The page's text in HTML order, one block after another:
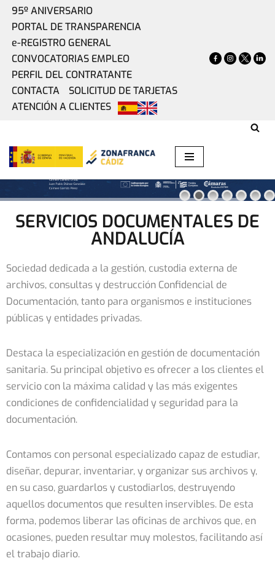
95º ANIVERSARIO
PORTAL DE TRANSPARENCIA
e-REGISTRO GENERAL
CONVOCATORIAS EMPLEO
PERFIL DEL CONTRATANTE
CONTACTA
SOLICITUD DE TARJETAS
ATENCIÓN A CLIENTES
SERVICIOS DOCUMENTALES DE
ANDALUCÍA
Sociedad dedicada a la gestión, custodia externa de
archivos, consultas y destrucción Confidencial de
Documentación, tanto para organismos e instituciones
públicas y entidades privadas.
Destaca la especialización en gestión de documentación
sanitaria. Su principal objetivo es ofrecer a los clientes el
servicio con la máxima calidad y las más exigentes
condiciones de confidencialidad y seguridad para la
documentación.
Contamos con personal especializado capaz de estudiar,
diseñar, depurar, inventariar, y organizar sus archivos y,
en su caso, guardarlos y custodiarlos, destruyendo
aquellos documentos que resulten inservibles. De esta
forma, podemos liberar las oficinas de archivos que, en
ocasiones, pueden resultar muy molestos, facilitando así
el trabajo diario.